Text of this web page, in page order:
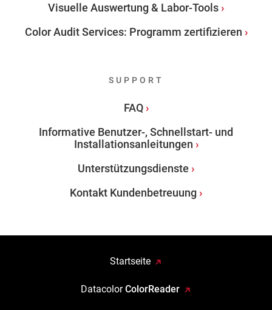
Visuelle Auswertung & Labor-Tools
Color Audit Services: Programm zertifizieren
SUPPORT
FAQ
Informative Benutzer-, Schnellstart- und
Installationsanleitungen
Unterstützungsdienste
Kontakt Kundenbetreuung
Startseite
DatacolorColorReader